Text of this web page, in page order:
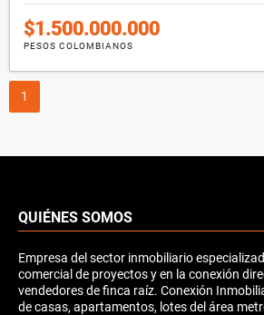
$1.500.000.000
PESOS COLOMBIANOS
1
QUIÉNES SOMOS
Empresa del sector inmobiliario
comercial de proyectos y en la conexión
vendedores de finca raíz. Conexión
de casas, apartamentos, lotes del área